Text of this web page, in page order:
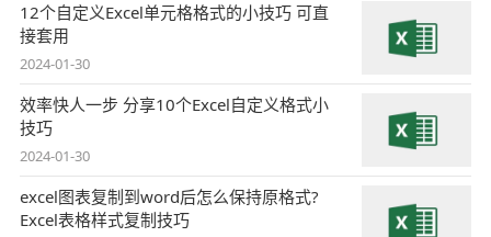
12个自定义Excel单元格格式的小技巧 可直
接套用
2024-01-30
效率快人一步 分享10个Excel自定义格式小
技巧
2024-01-30
excel图表复制到word后怎么保持原格式?
Excel表格样式复制技巧